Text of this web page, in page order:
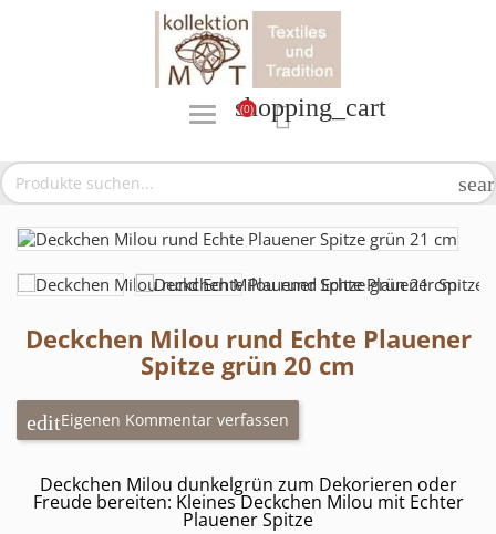
shopping_cart
(0) 
Deckchen Milou rund Echte Plauener
Spitze grün 20 cm
Eigenen Kommentar verfassen
Deckchen Milou dunkelgrün zum Dekorieren oder
Freude bereiten: Kleines Deckchen Milou mit Echter
Plauener Spitze